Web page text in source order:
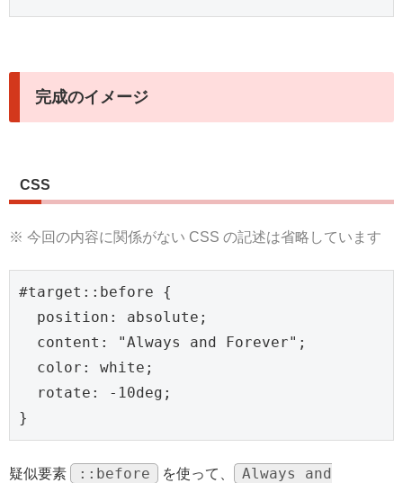
完成のイメージ
CSS
※ 今回の内容に関係がない CSS の記述は省略しています
#target::before {
  position: absolute;
  content: "Always and Forever";
  color: white;
  rotate: -10deg;
}
疑似要素 ::before を使って、
Always and